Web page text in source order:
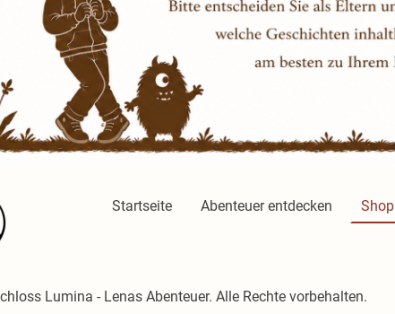
Startseite Abenteuer entdecken Shop
Lumina - Lenas Abenteuer. Alle Rechte vorbehalten.